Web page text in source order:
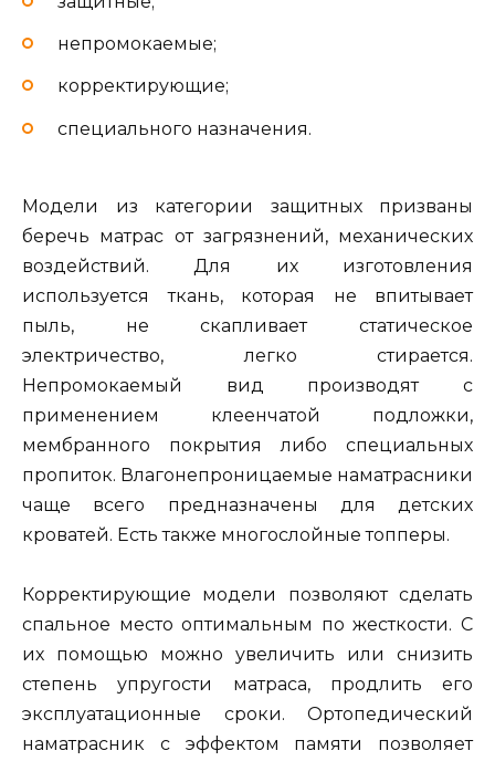
непромокаемые;
корректирующие;
специального назначения.
Модели из категории защитных призваны
беречь матрас от загрязнений, механических
воздействий. Для их изготовления
используется ткань, которая не впитывает
пыль, не скапливает статическое
электричество, легко стирается.
Непромокаемый вид производят с
применением клеенчатой подложки,
мембранного покрытия либо специальных
пропиток. Влагонепроницаемые наматрасники
чаще всего предназначены для детских
кроватей. Есть также многослойные топперы.
Корректирующие модели позволяют сделать
спальное место оптимальным по жесткости. С
их помощью можно увеличить или снизить
степень упругости матраса, продлить его
эксплуатационные сроки. Ортопедический
наматрасник с эффектом памяти позволяет